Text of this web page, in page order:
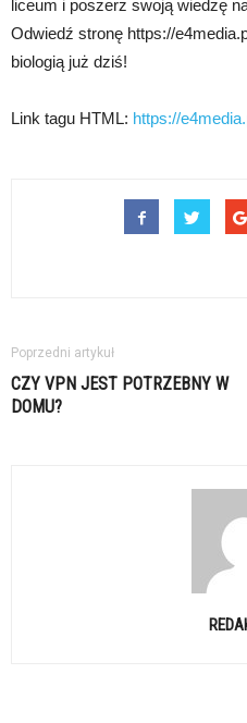
liceum i poszerz swoją wiedzę
Odwiedź stronę https://
biologią już dziś!
Link tagu HTML: https://
Poprzedni artykuł
CZY VPN JEST POTRZEBNY W
DOMU?